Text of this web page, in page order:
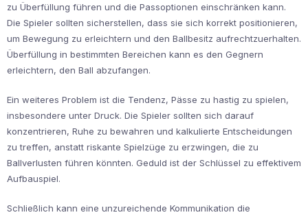
zu Überfüllung führen und die Passoptionen einschränken kann.
Die Spieler sollten sicherstellen, dass sie sich korrekt positionieren,
um Bewegung zu erleichtern und den Ballbesitz aufrechtzuerhalten.
Überfüllung in bestimmten Bereichen kann es den Gegnern
erleichtern, den Ball abzufangen.
Ein weiteres Problem ist die Tendenz, Pässe zu hastig zu spielen,
insbesondere unter Druck. Die Spieler sollten sich darauf
konzentrieren, Ruhe zu bewahren und kalkulierte Entscheidungen
zu treffen, anstatt riskante Spielzüge zu erzwingen, die zu
Ballverlusten führen könnten. Geduld ist der Schlüssel zu effektivem
Aufbauspiel.
Schließlich kann eine unzureichende Kommunikation die